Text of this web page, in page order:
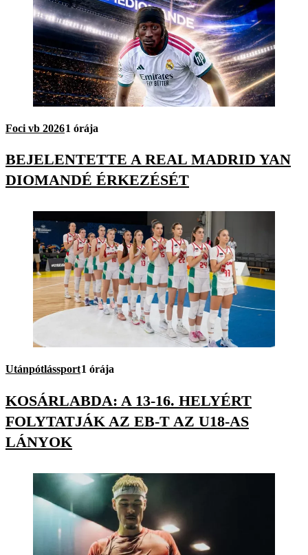
Foci vb 20261 órája
BEJELENTETTE A REAL MADRID YAN
DIOMANDÉ ÉRKEZÉSÉT
Utánpótlássport1 órája
KOSÁRLABDA: A 13-16. HELYÉRT
FOLYTATJÁK AZ EB-T AZ U18-AS
LÁNYOK